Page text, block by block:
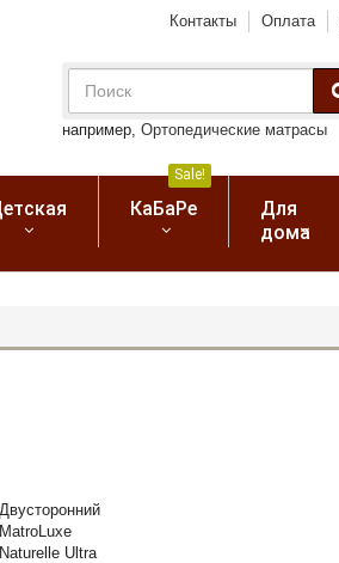
Контакты Оплата
например, Ортопедические матрасы
КаБаРе
Sale!
Для
дома
Двусторонний
MatroLuxe
Naturelle Ultra